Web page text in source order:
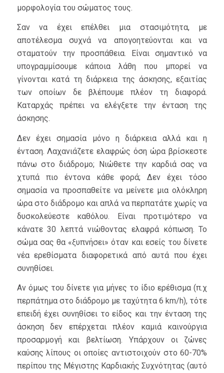
μορφολογία του σώματος τους.
Σαν να έχει επέλθει μια στασιμότητα, με
αποτέλεσμα συχνά να απογοητεύονται και να
σταματούν την προσπάθεια. Είναι σημαντικό να
υπογραμμίσουμε κάποια λάθη που μπορεί να
γίνονται κατά τη διάρκεια της άσκησης, εξαιτίας
των οποίων δε βλέπουμε πλέον τη διαφορά.
Καταρχάς πρέπει να ελέγξετε την ένταση της
άσκησης.
Δεν έχει σημασία μόνο η διάρκεια αλλά και η
ένταση. Λαχανιάζετε ελαφρώς όση ώρα βρίσκεστε
πάνω στο διάδρομο; Νιώθετε την καρδιά σας να
χτυπά πιο έντονα κάθε φορά; Δεν έχει τόσο
σημασία να προσπαθείτε να μείνετε μια ολόκληρη
ώρα στο διάδρομο και απλά να περπατάτε χωρίς να
δυσκολεύεστε καθόλου. Είναι προτιμότερο να
κάνατε 30 λεπτά νιώθοντας ελαφρά κόπωση. Το
σώμα σας θα «ξυπνήσει» όταν και εσείς του δίνετε
νέα ερεθίσματα διαφορετικά από αυτά που έχει
συνηθίσει.
Αν όμως του δίνετε για μήνες το ίδιο ερέθισμα (π.χ
περπάτημα στο διάδρομο με ταχύτητα 6 km/h), τότε
επειδή έχει συνηθίσει το είδος και την ένταση της
άσκηση δεν επέρχεται πλέον καμιά καινούργια
προσαρμογή και βελτίωση. Υπάρχουν οι ζώνες
καύσης λίπους οι οποίες αντιστοιχούν στο 60-70%
περίπου της Μέγιστης Καρδιακής Συχνότητας (αυτό